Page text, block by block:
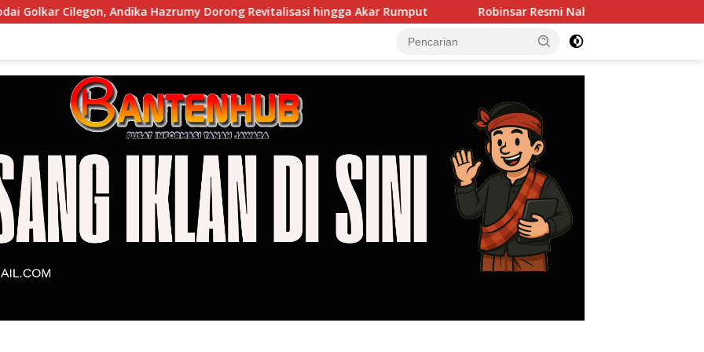
Andika Hazrumy Dorong Revitalisasi hingga Akar Rumput Robinsar Resmi Nahkodai SOKSI Banten, Misbakhun